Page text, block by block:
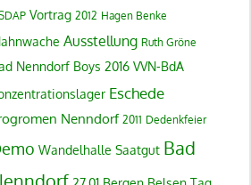
Vortrag 2012 Hagen Benke
Ausstellung Ruth Gröne
Nenndorf Boys 2016 VVN-BdA
Eschede
Nenndorf 2011 Dedenkfeier
Wandelhalle Saatgut Bad